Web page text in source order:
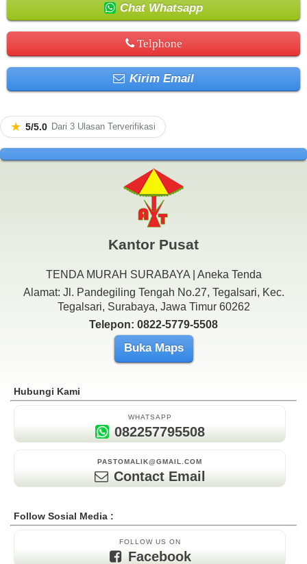
Chat Whatsapp
Telphone
Kirim Email
★ 5/5.0 Dari 3 Ulasan Terverifikasi
Kantor Pusat
TENDA MURAH SURABAYA | Aneka Tenda
Alamat: Jl. Pandegiling Tengah No.27, Tegalsari, Kec.
Tegalsari, Surabaya, Jawa Timur 60262
Telepon: 0822-5779-5508
Buka Maps
Hubungi Kami
WHATSAPP
082257795508
PASTOMALIK@GMAIL.COM
Contact Email
Follow Sosial Media :
FOLLOW US ON
Facebook